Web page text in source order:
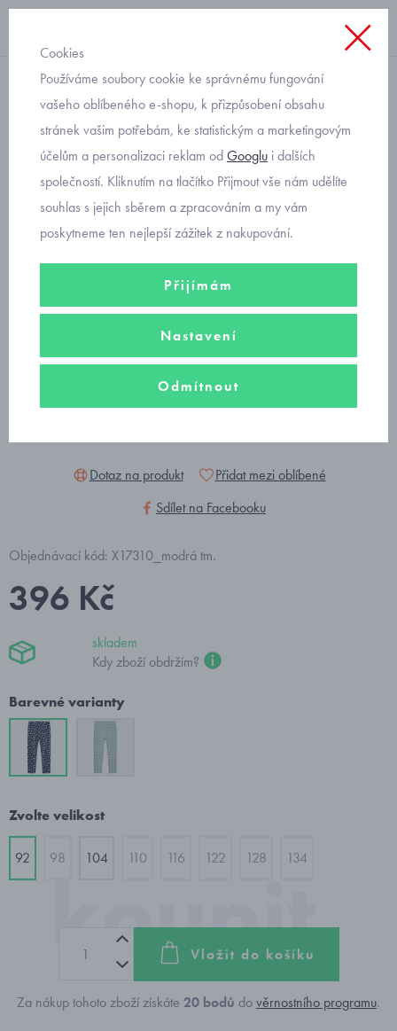
elastické legíny
dětské legíny s mašličkami
Mayoral 4704-46
Dotaz na produkt
Přidat mezi oblíbené
Sdílet na Facebooku
Objednávací kód: X17310_modrá tm.
396 Kč
skladem
Kdy zboží obdržím?
Barevné varianty
Zvolte velikost
92 98 104 110 116 122 128 134
Vložit do košíku
Za nákup tohoto zboží získáte 20 bodů dověrnostního programu.
Cookies
Používáme soubory cookie ke správnému fungování
vašeho oblíbeného e-shopu, k přizpůsobení obsahu
stránek vašim potřebám, ke statistickým a marketingovým
účelům a personalizaci reklam odGooglu i dalších
společností. Kliknutím na tlačítko Přijmout vše nám udělíte
souhlas s jejich sběrem a zpracováním a my vám
poskytneme ten nejlepší zážitek z nakupování.
Přijímám
Nastavení
Odmítnout